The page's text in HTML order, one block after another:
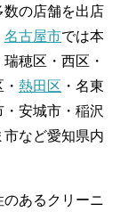
数の店舗を出店
名古屋市では本
穂区・西区・
熱田区 ・名東
安城市・稲沢
など愛知県内
あるクリーニ